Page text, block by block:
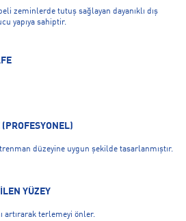
zeminlerde tutuş sağlayan dayanıklı dış
yapıya sahiptir.
(PROFESYONEL)
düzeyine uygun şekilde tasarlanmıştır.
YÜZEY
artırarak terlemeyi önler.